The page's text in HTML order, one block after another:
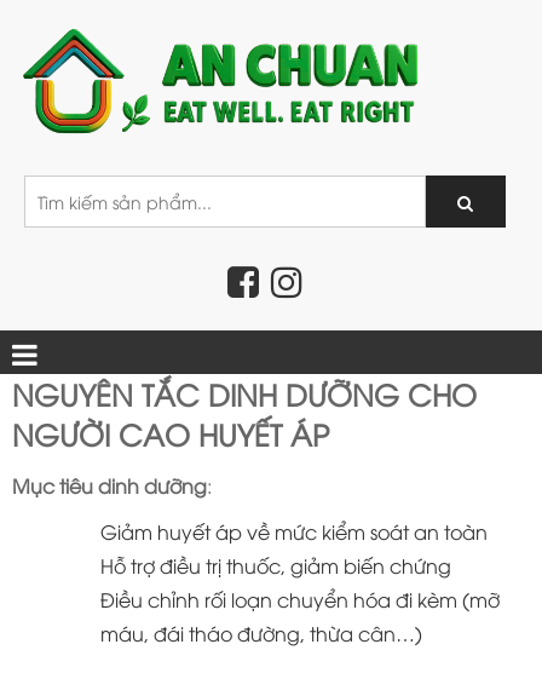
NGUYÊN TẮC DINH DƯỠNG CHO
NGƯỜI CAO HUYẾT ÁP
Mục tiêu dinh dưỡng:
Giảm huyết áp về mức kiểm soát an toàn
Hỗ trợ điều trị thuốc, giảm biến chứng
Điều chỉnh rối loạn chuyển hóa đi kèm (mỡ
máu, đái tháo đường, thừa cân…)